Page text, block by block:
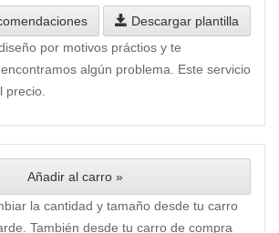
Descargar plantilla
por motivos práctios y te
algún problema. Este servicio
precio.
Añadir al carro »
la cantidad y tamaño desde tu carro
También desde tu carro de compra